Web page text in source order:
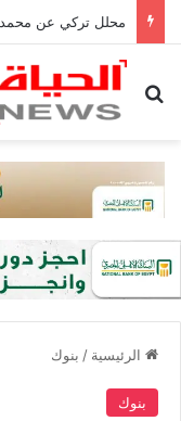
بحث عن
الرئيسية / بنوك
بنوك